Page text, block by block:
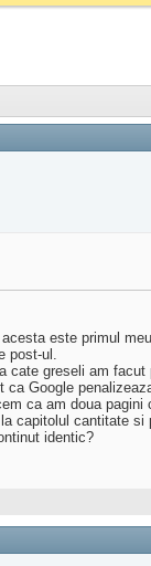
este primul
post-ul.
cate greseli am
ca Google
ca am doua
capitolul cantitate si
identic?